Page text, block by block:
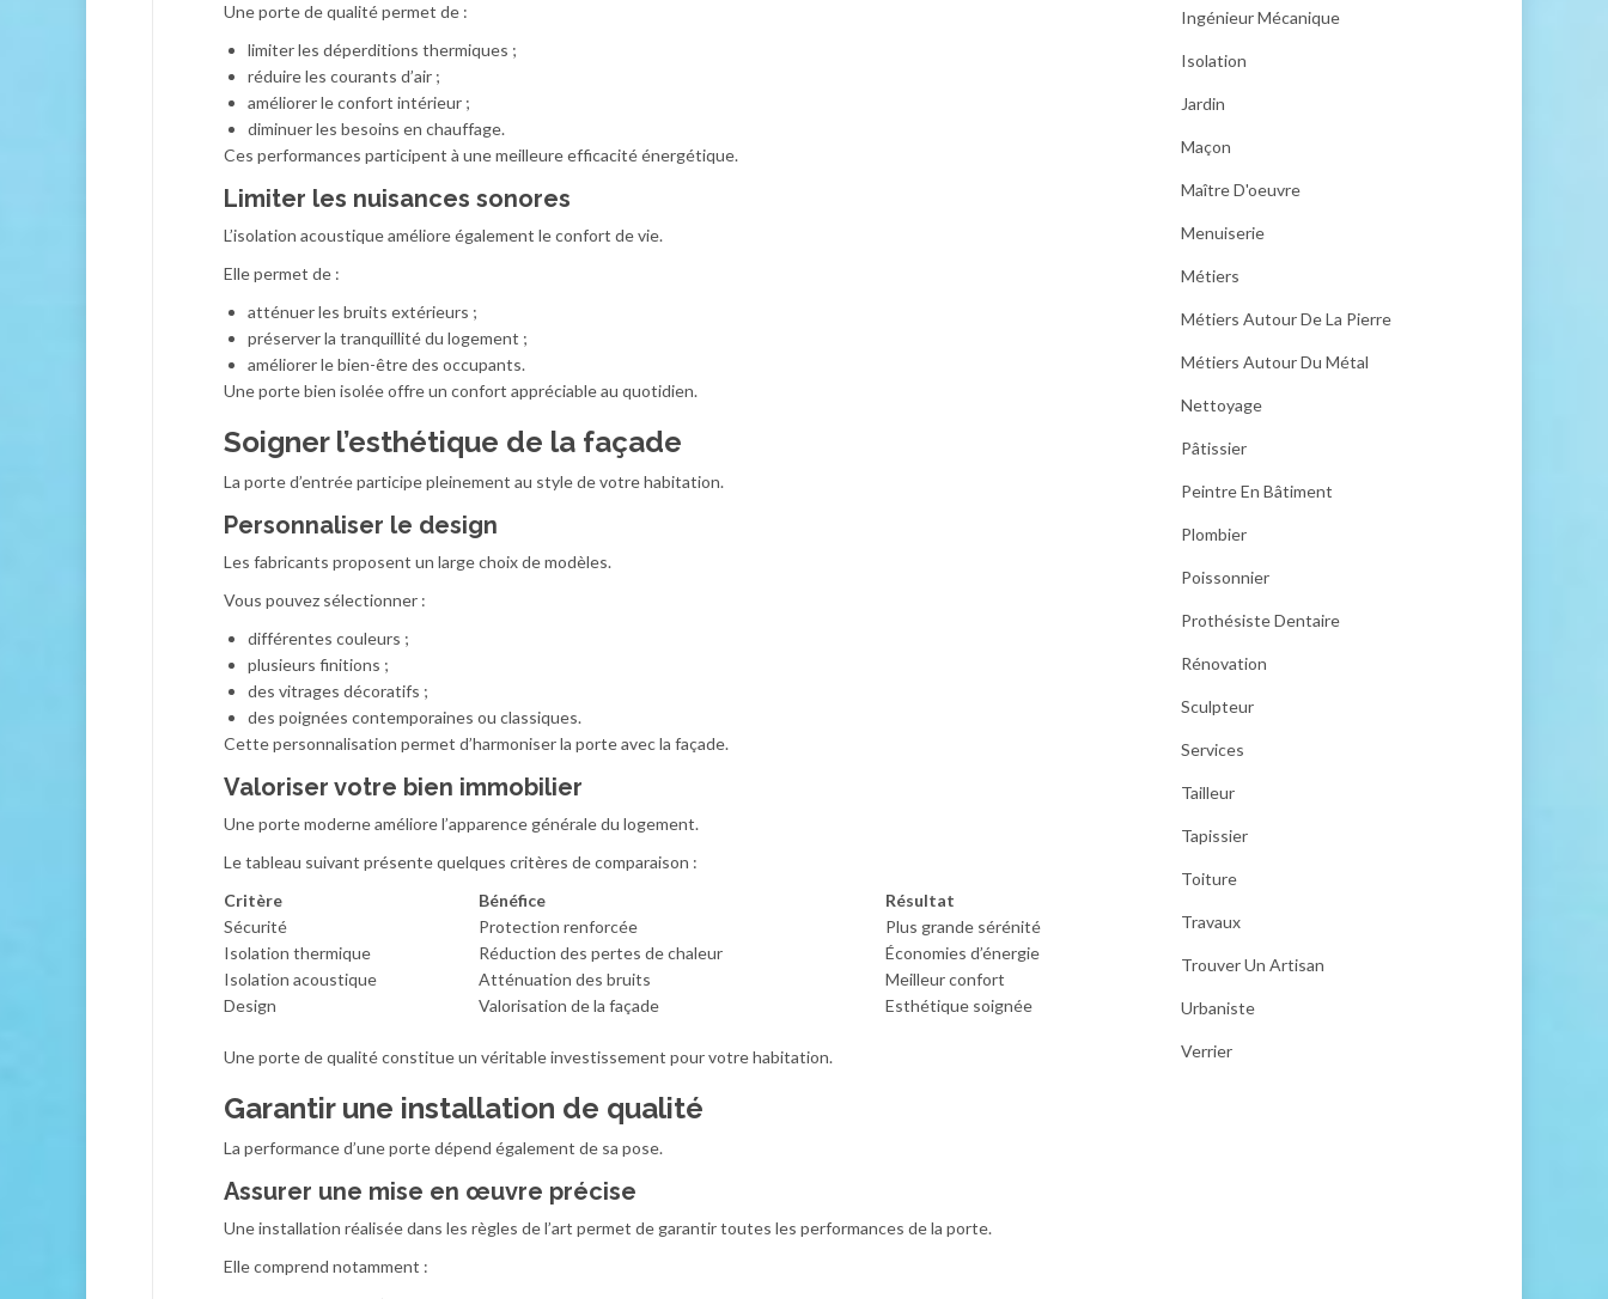
Une porte de qualité permet de :
limiter les déperditions thermiques ;
réduire les courants d’air ;
améliorer le confort intérieur ;
diminuer les besoins en chauffage.
Ces performances participent à une meilleure efficacité énergétique.
Limiter les nuisances sonores
L’isolation acoustique améliore également le confort de vie.
Elle permet de :
atténuer les bruits extérieurs ;
préserver la tranquillité du logement ;
améliorer le bien-être des occupants.
Une porte bien isolée offre un confort appréciable au quotidien.
Soigner l’esthétique de la façade
La porte d’entrée participe pleinement au style de votre habitation.
Personnaliser le design
Les fabricants proposent un large choix de modèles.
Vous pouvez sélectionner :
différentes couleurs ;
plusieurs finitions ;
des vitrages décoratifs ;
des poignées contemporaines ou classiques.
Cette personnalisation permet d’harmoniser la porte avec la façade.
Valoriser votre bien immobilier
Une porte moderne améliore l’apparence générale du logement.
Le tableau suivant présente quelques critères de comparaison :
Critère
Bénéfice
Résultat
Sécurité
Protection renforcée
Plus grande sérénité
Isolation thermique
Réduction des pertes de chaleur
Économies d’énergie
Isolation acoustique
Atténuation des bruits
Meilleur confort
Design
Valorisation de la façade Esthétique soignée
Une porte de qualité constitue un véritable investissement pour votre habitation.
Garantir une installation de qualité
La performance d’une porte dépend également de sa pose.
Assurer une mise en œuvre précise
Une installation réalisée dans les règles de l’art permet de garantir toutes les performances de la porte.
Elle comprend notamment :
Ingénieur Mécanique
Isolation
Jardin
Maçon
Maître D'oeuvre
Menuiserie
Métiers
Métiers Autour De La Pierre
Métiers Autour Du Métal
Nettoyage
Pâtissier
Peintre En Bâtiment
Plombier
Poissonnier
Prothésiste Dentaire
Rénovation
Sculpteur
Services
Tailleur
Tapissier
Toiture
Travaux
Trouver Un Artisan
Urbaniste
Verrier